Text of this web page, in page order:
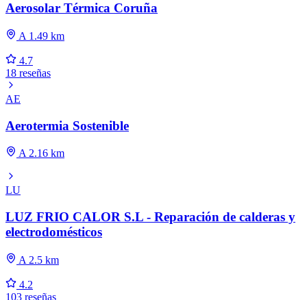
Aerosolar Térmica Coruña
A 1.49 km
4.7
18 reseñas
AE
Aerotermia Sostenible
A 2.16 km
LU
LUZ FRIO CALOR S.L - Reparación de calderas y
electrodomésticos
A 2.5 km
4.2
103 reseñas